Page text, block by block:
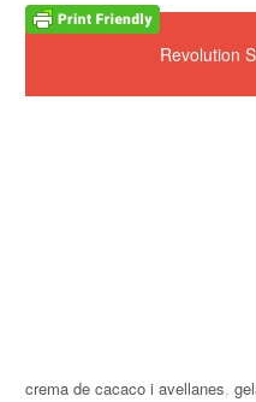
Revolution
crema de cacaco i avellanes,